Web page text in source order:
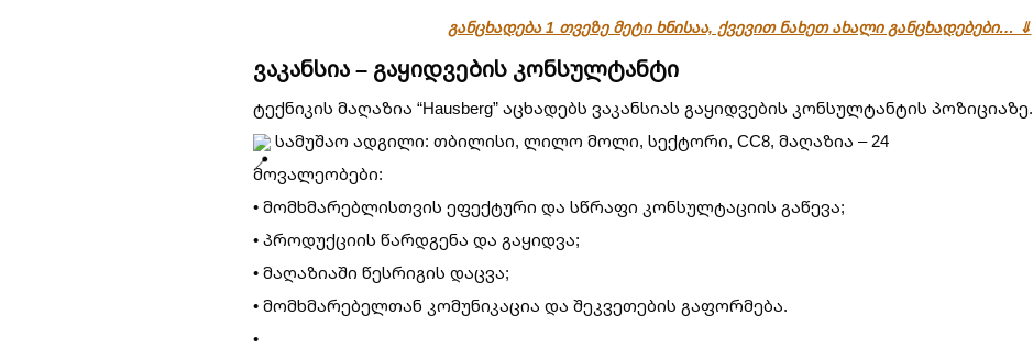
განცხადება 1 თვეზე მეტი ხნისაა, ქვევით ნახეთ ახალი განცხადებები… ⇓
ვაკანსია – გაყიდვების კონსულტანტი
ტექნიკის მაღაზია “Hausberg” აცხადებს ვაკანსიას გაყიდვების კონსულტანტის პოზიციაზე.
სამუშაო ადგილი: თბილისი, ლილო მოლი, სექტორი, CC8, მაღაზია – 24
მოვალეობები:
• მომხმარებლისთვის ეფექტური და სწრაფი კონსულტაციის გაწევა;
• პროდუქციის წარდგენა და გაყიდვა;
• მაღაზიაში წესრიგის დაცვა;
• მომხმარებელთან კომუნიკაცია და შეკვეთების გაფორმება.
• ⁠